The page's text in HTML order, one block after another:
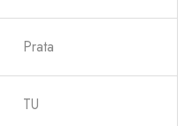
Prata
TU